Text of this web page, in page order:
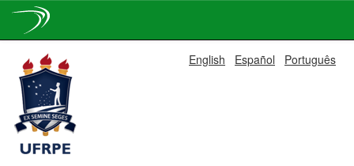
navigation
English Español Português